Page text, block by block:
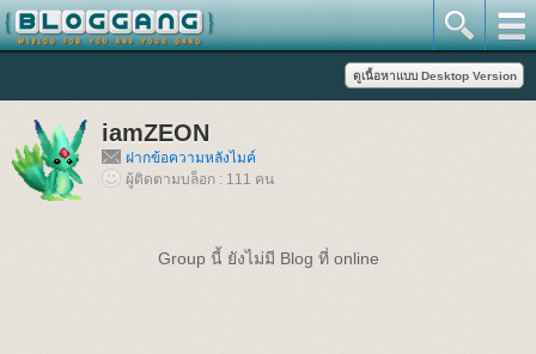
iamZEON
ฝากข้อความหลังไมค์
ผู้ติดตามบล็อก : 111 คน
Group นี้ ยังไม่มี Blog ที่ online